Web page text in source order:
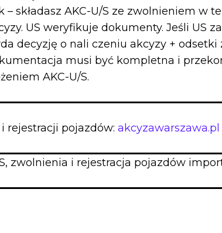
– składasz AKC-U/S ze zwolnieniem w
US weryfikuje dokumenty. Jeśli US
decyzję o nali czeniu akcyzy + odsetki
musi być kompletna i
AKC-U/S.
rejestracji pojazdów: akcyzawarszawa.pl
zwolnienia i rejestracja pojazdów